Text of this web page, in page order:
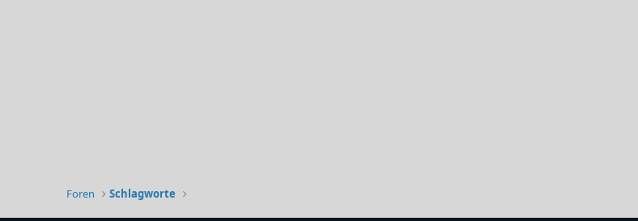
Foren Schlagworte